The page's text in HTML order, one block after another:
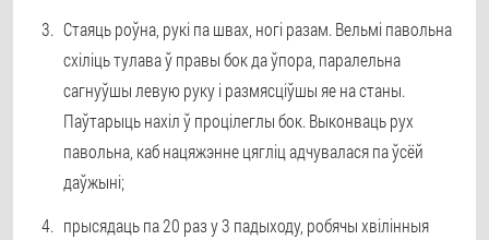
Стаяць роўна, рукі па швах, ногі разам. Вельмі павольна
схіліць тулава ў правы бок да ўпора, паралельна
сагнуўшы левую руку і размясціўшы яе на станы.
Паўтарыць нахіл ў процілеглы бок. Выконваць рух
павольна, каб нацяжэнне цягліц адчувалася па ўсёй
даўжыні;
прысядаць па 20 раз у 3 падыходу, робячы хвілінныя